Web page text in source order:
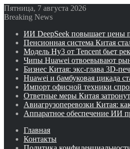
Пятница, 7 августа 2026
Breaking News
ИИ DeepSeek повышает цены
Пенсионная система Китая
Модель Hy3 от Tencent бьет
Чипы Huawei отвоевывают
Бизнес Китая: экс-глава 3D-
Huawei и бамбуковая цикада
Импорт офисной техники
Ответные меры Китая
Авиагрузоперевозки Китая:
Аппаратное обеспечение ИИ
Главная
Контакты